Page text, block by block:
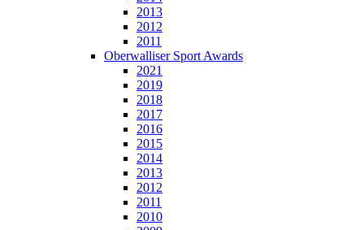
2013
2012
2011
Oberwalliser Sport Awards
2021
2019
2018
2017
2016
2015
2014
2013
2012
2011
2010